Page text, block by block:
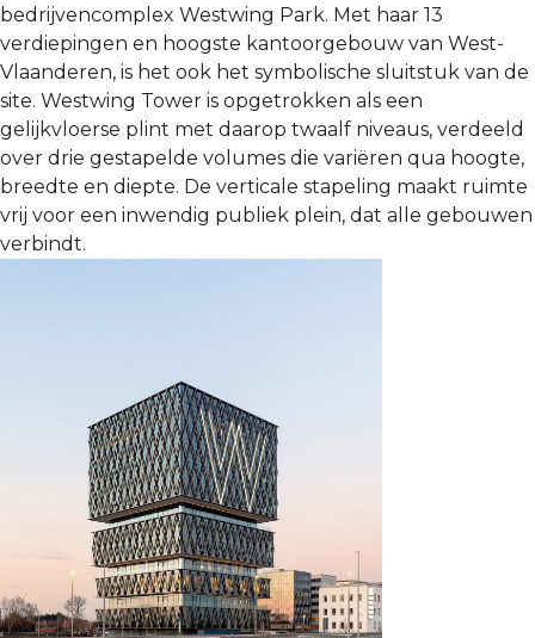
bedrijvencomplex Westwing Park. Met haar 13
verdiepingen en hoogste kantoorgebouw van West-
Vlaanderen, is het ook het symbolische sluitstuk van de
site. Westwing Tower is opgetrokken als een
gelijkvloerse plint met daarop twaalf niveaus, verdeeld
over drie gestapelde volumes die variëren qua hoogte,
breedte en diepte. De verticale stapeling maakt ruimte
vrij voor een inwendig publiek plein, dat alle gebouwen
verbindt.